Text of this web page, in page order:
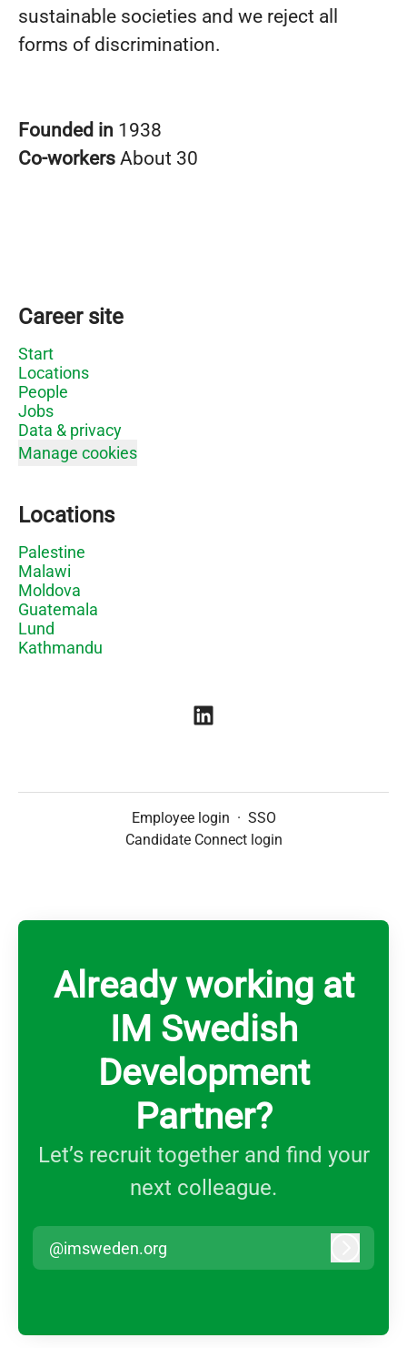
sustainable societies and we reject all
forms of discrimination.
Founded in 1938
Co-workers About 30
Career site
Start
Locations
People
Jobs
Data & privacy
Manage cookies
Locations
Palestine
Malawi
Moldova
Guatemala
Lund
Kathmandu
Employee login · SSO
Candidate Connect login
Already working at
IM Swedish
Development
Partner?
Let’s recruit together and find your
next colleague.
@imsweden.org